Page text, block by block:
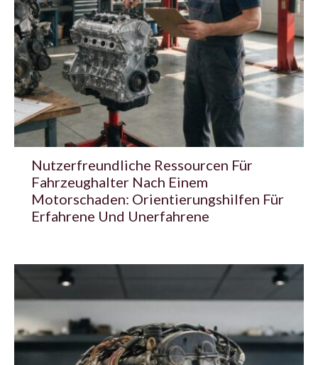
Nutzerfreundliche Ressourcen Für
Fahrzeughalter Nach Einem
Motorschaden: Orientierungshilfen Für
Erfahrene Und Unerfahrene